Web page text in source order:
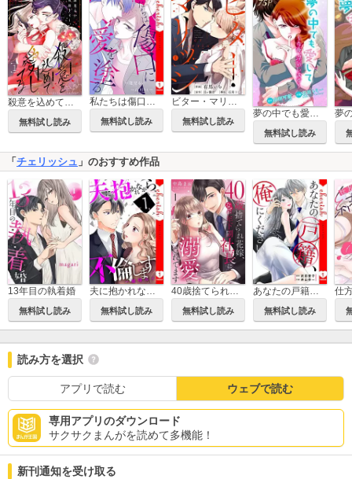
無料試し読み
私たちは傷口に愛を塗る【電子単行本版】
無料試し読み
ビター・マリッジ
無料試し読み
夢の中でも愛して Love Jossie
無料試し読み
「 チェリッシュ 」のおすすめ作品
13年目の執着婚
無料試し読み
夫に抱かれながら、不倫します【電子単行本版】
無料試し読み
40歳捨てられ花嫁、なぜか年下副社長に溺愛されてます
無料試し読み
あなたの戸籍、俺にください。【電子単行本版】
無料試し読み
読み方を選択
アプリで読む ウェブで読む
専用アプリのダウンロード
サクサクまんがを読めて多機能！
新刊通知を受け取る